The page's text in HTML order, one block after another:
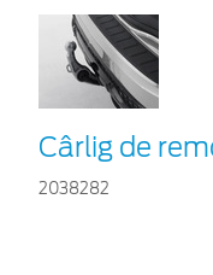
Cârlig de
2038282